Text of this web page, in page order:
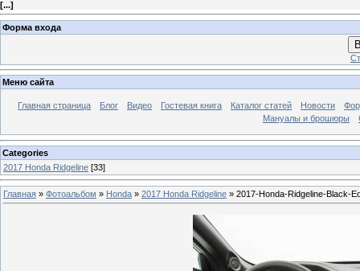
[...]
Форма входа
Меню сайта
Главная страница Блог Видео Гостевая книга Каталог статей Новости
Мануалы и брошюры
Categories
2017 Honda Ridgeline [33]
Главная » Фотоальбом » Honda » 2017 Honda Ridgeline » 2017-Honda-Ridgeline-Black-